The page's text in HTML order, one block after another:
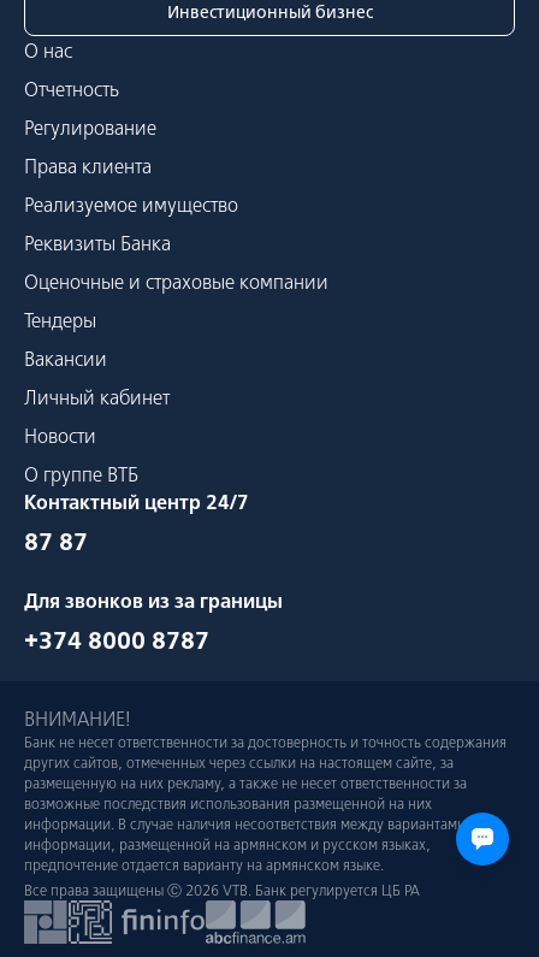
Инвестиционный бизнес
О нас
Отчетность
Регулирование
Права клиента
Реализуемое имущество
Реквизиты Банка
Оценочные и страховые компании
Тендеры
Вакансии
Личный кабинет
Новости
О группе ВТБ
Контактный центр 24/7
87 87
Для звонков из за границы
+374 8000 8787
ВНИМАНИЕ!
Банк не несет ответственности за достоверность и точность содержания
других сайтов, отмеченных через ссылки на настоящем сайте, за
размещенную на них рекламу, а также не несет ответственности за
возможные последствия использования размещенной на них
информации. В случае наличия несоответствия между вариантами
информации, размещенной на армянском и русском языках,
предпочтение отдается варианту на армянском языке.
Все права защищены Ⓒ 2026 VTB. Банк регулируется ЦБ РА